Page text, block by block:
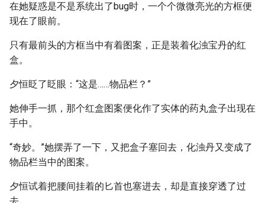
在她疑惑是不是系统出了bug时，一个个微微亮光的方框便
现在了眼前。
只有最前头的方框当中有着图案，正是装着化浊宝丹的红
盒。
夕恒眨了眨眼：“这是……物品栏？”
她伸手一抓，那个红盒图案便化作了实体的药丸盒子出现在
手中。
“奇妙。”她摆弄了一下，又把盒子塞回去，化浊丹又变成了
物品栏当中的图案。
夕恒试着把腰间挂着的匕首也塞进去，却是直接穿透了过